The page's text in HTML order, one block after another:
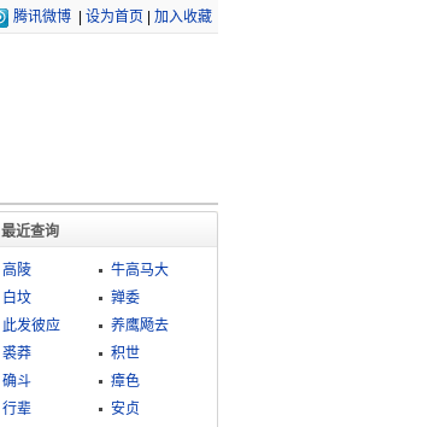
腾讯微博 设为首页 加入收藏
最近查询
高陵
牛高马大
白坟
亸委
此发彼应
养鹰飏去
裘莽
积世
确斗
瘴色
行辈
安贞